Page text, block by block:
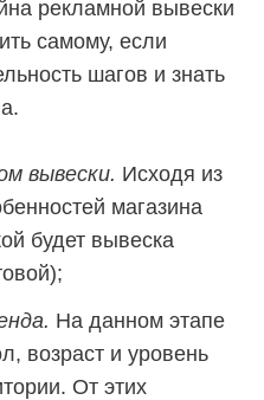
рекламной вывески
самому, если
шагов и знать
вывески. Исходя из
магазина
будет вывеска
На данном этапе
возраст и уровень
От этих